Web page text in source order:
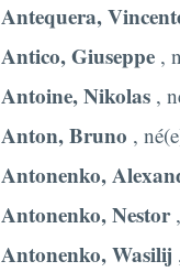
Antequera,
Antico, Giuseppe ,
Antoine, Nikolas ,
Anton, Bruno ,
Antonenko,
Antonenko, Nestor
Antonenko, Wasilij